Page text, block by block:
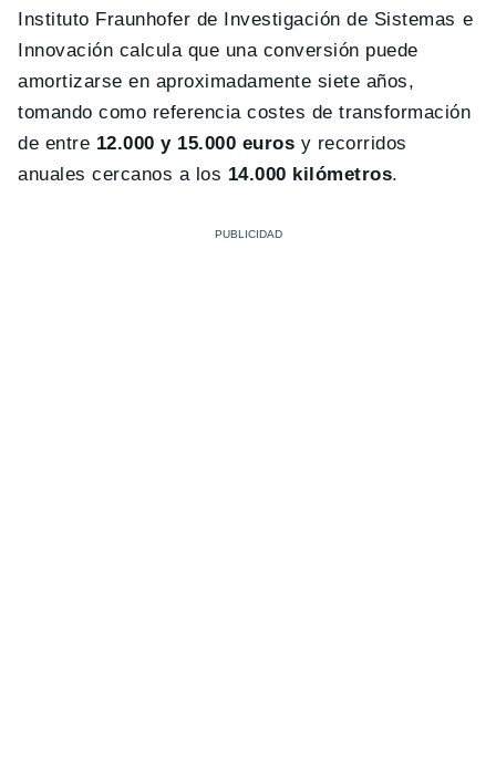
Instituto Fraunhofer de Investigación de Sistemas e
Innovación calcula que una conversión puede
amortizarse en aproximadamente siete años,
tomando como referencia costes de transformación
de entre 12.000 y 15.000 euros y recorridos
anuales cercanos a los 14.000 kilómetros.